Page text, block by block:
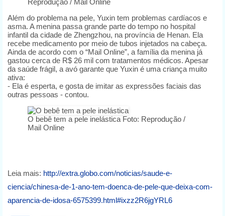
Reprodução / Mail Online
Além do problema na pele, Yuxin tem problemas cardíacos e
asma. A menina passa grande parte do tempo no hospital
infantil da cidade de Zhengzhou, na província de Henan. Ela
recebe medicamento por meio de tubos injetados na cabeça.
Ainda de acordo com o “Mail Online”, a família da menina já
gastou cerca de R$ 26 mil com tratamentos médicos. Apesar
da saúde frágil, a avó garante que Yuxin é uma criança muito
ativa:
- Ela é esperta, e gosta de imitar as expressões faciais das
outras pessoas - contou.
O bebê tem a pele inelástica Foto: Reprodução /
Mail Online
Leia mais: http://extra.globo.com/noticias/saude-e-
ciencia/chinesa-de-1-ano-tem-doenca-de-pele-que-deixa-com-
aparencia-de-idosa-6575399.html#ixzz2R6jgYRL6